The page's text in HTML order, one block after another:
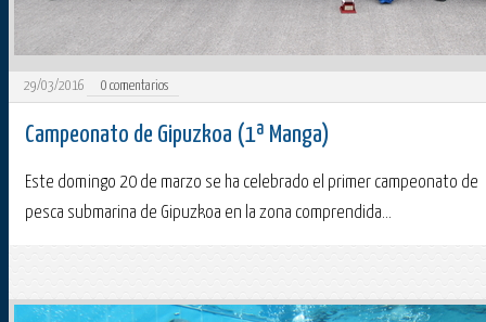
29/03/2016 0 comentarios
Campeonato de Gipuzkoa (1ª Manga)
Este domingo 20 de marzo se ha celebrado el primer campeonato de
pesca submarina de Gipuzkoa en la zona comprendida...